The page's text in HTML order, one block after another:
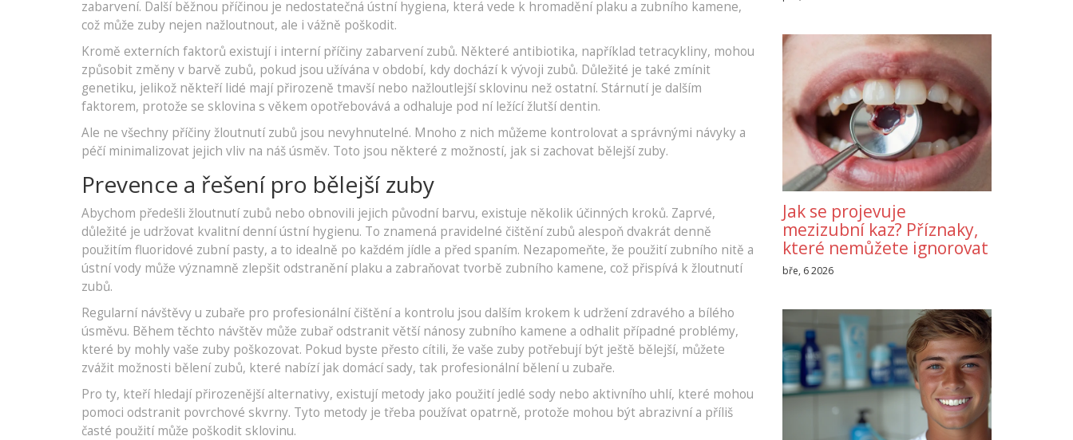
zabarvení. Další běžnou příčinou je nedostatečná ústní hygiena, která vede k hromadění plaku a zubního kamene,
což může zuby nejen nažloutnout, ale i vážně poškodit.
Kromě externích faktorů existují i interní příčiny zabarvení zubů. Některé antibiotika, například tetracykliny, mohou
způsobit změny v barvě zubů, pokud jsou užívána v období, kdy dochází k vývoji zubů. Důležité je také zmínit
genetiku, jelikož někteří lidé mají přirozeně tmavší nebo nažloutlejší sklovinu než ostatní. Stárnutí je dalším
faktorem, protože se sklovina s věkem opotřebovává a odhaluje pod ní ležící žlutší dentin.
Ale ne všechny příčiny žloutnutí zubů jsou nevyhnutelné. Mnoho z nich můžeme kontrolovat a správnými návyky a
péčí minimalizovat jejich vliv na náš úsměv. Toto jsou některé z možností, jak si zachovat bělejší zuby.
Prevence a řešení pro bělejší zuby
Abychom předešli žloutnutí zubů nebo obnovili jejich původní barvu, existuje několik účinných kroků. Zaprvé,
důležité je udržovat kvalitní denní ústní hygienu. To znamená pravidelné čištění zubů alespoň dvakrát denně
použitím fluoridové zubní pasty, a to idealně po každém jídle a před spaním. Nezapomeňte, že použití zubního nitě a
ústní vody může významně zlepšit odstranění plaku a zabraňovat tvorbě zubního kamene, což přispívá k žloutnutí
zubů.
Regularní návštěvy u zubaře pro profesionální čištění a kontrolu jsou dalším krokem k udržení zdravého a bílého
úsměvu. Během těchto návštěv může zubař odstranit větší nánosy zubního kamene a odhalit případné problémy,
které by mohly vaše zuby poškozovat. Pokud byste přesto cítili, že vaše zuby potřebují být ještě bělejší, můžete
zvážit možnosti bělení zubů, které nabízí jak domácí sady, tak profesionální bělení u zubaře.
Pro ty, kteří hledají přirozenější alternativy, existují metody jako použití jedlé sody nebo aktivního uhlí, které mohou
pomoci odstranit povrchové skvrny. Tyto metody je třeba používat opatrně, protože mohou být abrazivní a příliš
časté použití může poškodit sklovinu.
Jak se projevuje
mezizubní kaz? Příznaky,
které nemůžete ignorovat
bře, 6 2026